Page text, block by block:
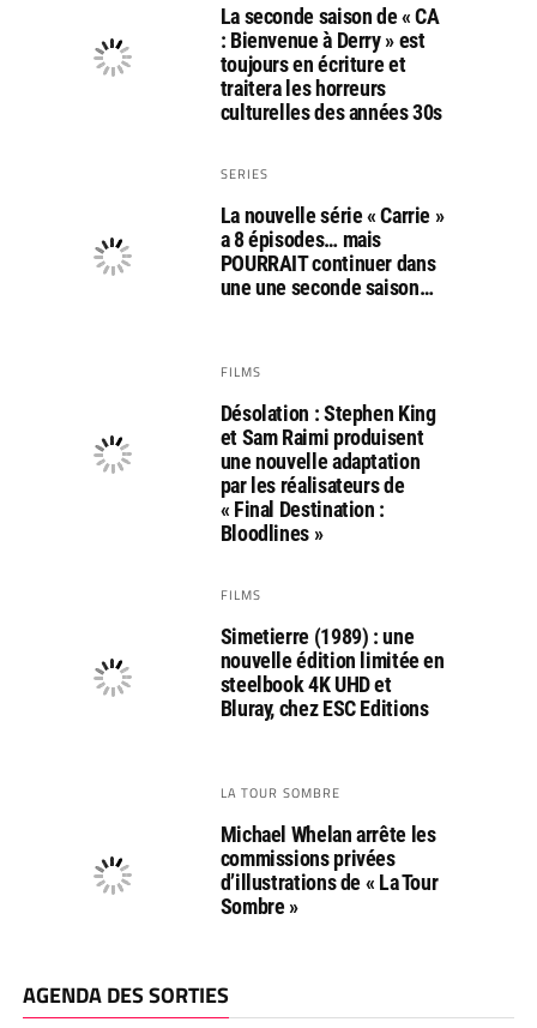
La seconde saison de « CA
: Bienvenue à Derry » est
toujours en écriture et
traitera les horreurs
culturelles des années 30s
SERIES
La nouvelle série « Carrie »
a 8 épisodes… mais
POURRAIT continuer dans
une une seconde saison…
FILMS
Désolation : Stephen King
et Sam Raimi produisent
une nouvelle adaptation
par les réalisateurs de
« Final Destination :
Bloodlines »
FILMS
Simetierre (1989) : une
nouvelle édition limitée en
steelbook 4K UHD et
Bluray, chez ESC Editions
LA TOUR SOMBRE
Michael Whelan arrête les
commissions privées
d’illustrations de « La Tour
Sombre »
AGENDA DES SORTIES